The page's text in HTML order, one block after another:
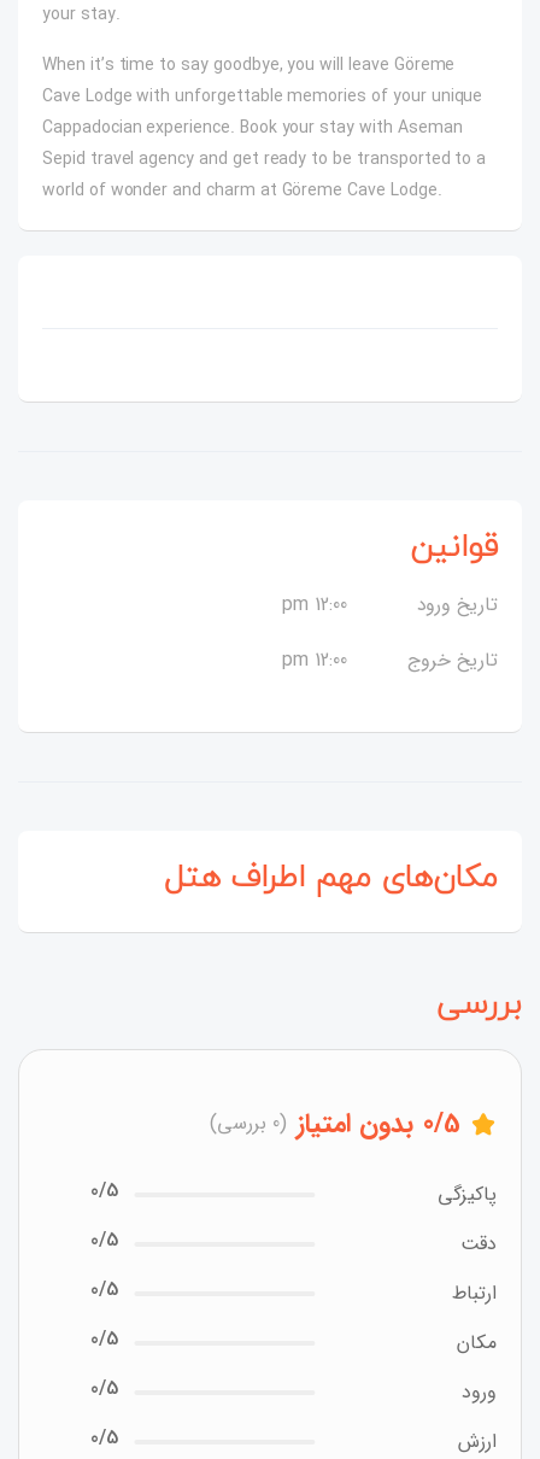
your stay.
When it’s time to say goodbye, you will leave Göreme
Cave Lodge with unforgettable memories of your unique
Cappadocian experience. Book your stay with Aseman
Sepid travel agency and get ready to be transported to a
world of wonder and charm at Göreme Cave Lodge.
قوانین
تاریخ ورود
12:00 pm
تاریخ خروج
12:00 pm
مکان‌های مهم اطراف هتل
بررسی
0/5 بدون امتیاز (0 بررسی)
پاکیزگی
0/5
دقت
0/5
ارتباط
0/5
مکان
0/5
ورود
0/5
ارزش
0/5